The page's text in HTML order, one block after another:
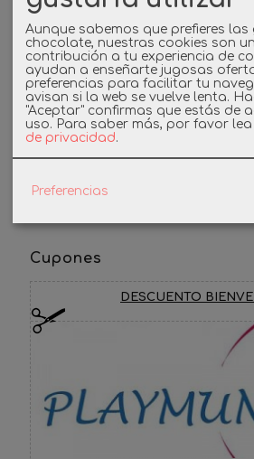
Redes Sociales
Twitter
Linkedin
Facebook
Cupones
DESCUENTO
Aunque sabemos que prefieres
chocolate, nuestras cookies son
contribución a tu experiencia de
ayudan a enseñarte jugosas
preferencias para facilitar tu
avisan si la web se vuelve lenta.
"Aceptar" confirmas que estás de
uso. Para saber más, por favor
de privacidad.
Preferencias